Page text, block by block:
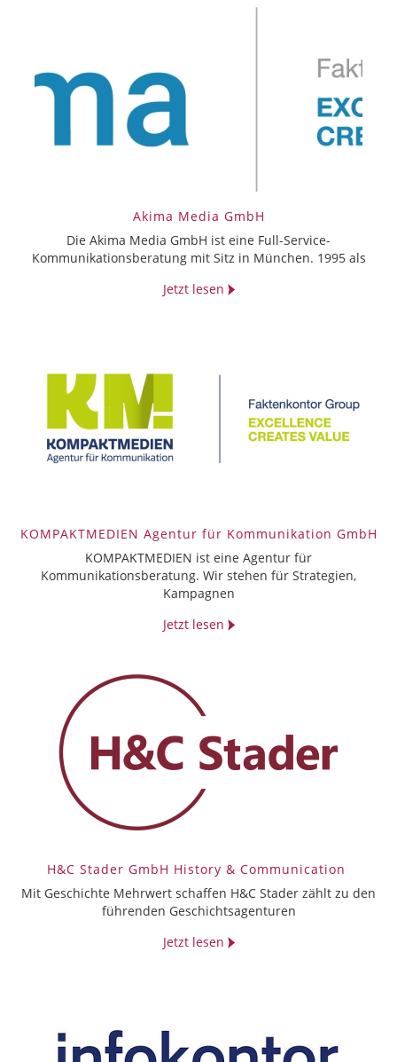
Akima Media GmbH
Die Akima Media GmbH ist eine Full-Service-
Kommunikationsberatung mit Sitz in München. 1995 als
Jetzt lesen
KOMPAKTMEDIEN Agentur für Kommunikation GmbH
KOMPAKTMEDIEN ist eine Agentur für
Kommunikationsberatung. Wir stehen für Strategien,
Kampagnen
Jetzt lesen
H&C Stader GmbH History & Communication
Mit Geschichte Mehrwert schaffen H&C Stader zählt zu den
führenden Geschichtsagenturen
Jetzt lesen